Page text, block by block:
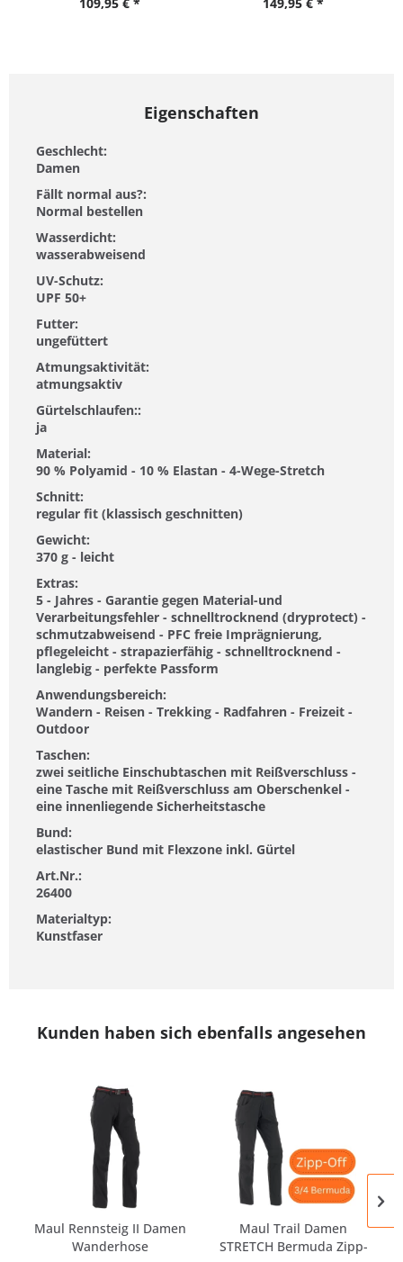
109,95 € * 149,95 € *
Eigenschaften
Geschlecht:
Damen
Fällt normal aus?:
Normal bestellen
Wasserdicht:
wasserabweisend
UV-Schutz:
UPF 50+
Futter:
ungefüttert
Atmungsaktivität:
atmungsaktiv
Gürtelschlaufen::
ja
Material:
90 % Polyamid - 10 % Elastan - 4-Wege-Stretch
Schnitt:
regular fit (klassisch geschnitten)
Gewicht:
370 g - leicht
Extras:
5 - Jahres - Garantie gegen Material-und
Verarbeitungsfehler - schnelltrocknend (dryprotect) -
schmutzabweisend - PFC freie Imprägnierung,
pflegeleicht - strapazierfähig - schnelltrocknend -
langlebig - perfekte Passform
Anwendungsbereich:
Wandern - Reisen - Trekking - Radfahren - Freizeit -
Outdoor
Taschen:
zwei seitliche Einschubtaschen mit Reißverschluss -
eine Tasche mit Reißverschluss am Oberschenkel -
eine innenliegende Sicherheitstasche
Bund:
elastischer Bund mit Flexzone inkl. Gürtel
Art.Nr.:
26400
Materialtyp:
Kunstfaser
Kunden haben sich ebenfalls angesehen
Maul Rennsteig II Damen
Wanderhose
Maul Trail Damen
STRETCH Bermuda Zipp-